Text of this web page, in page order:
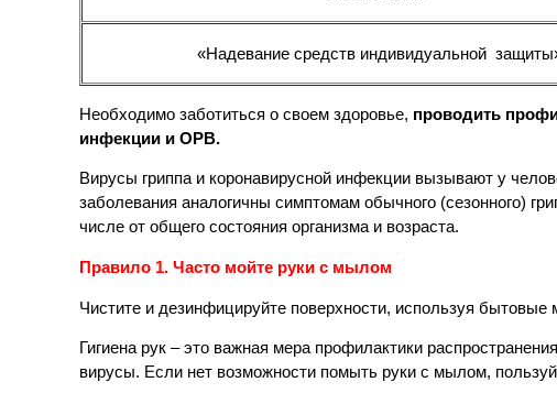
«Надевание средств индивидуальной
Необходимо заботиться о своем здоровье, проводить
инфекции и ОРВ.
Вирусы гриппа и коронавирусной инфекции вызывают у
заболевания аналогичны симптомам обычного (сезонного)
числе от общего состояния организма и возраста.
Правило 1. Часто мойте руки с мылом
Чистите и дезинфицируйте поверхности, используя
Гигиена рук – это важная мера профилактики
вирусы. Если нет возможности помыть руки с мылом,